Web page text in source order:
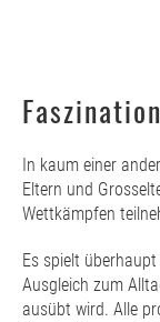
In kaum einer
Eltern und
Wettkämpfen
Es spielt
Ausgleich zum
ausübt wird. Alle